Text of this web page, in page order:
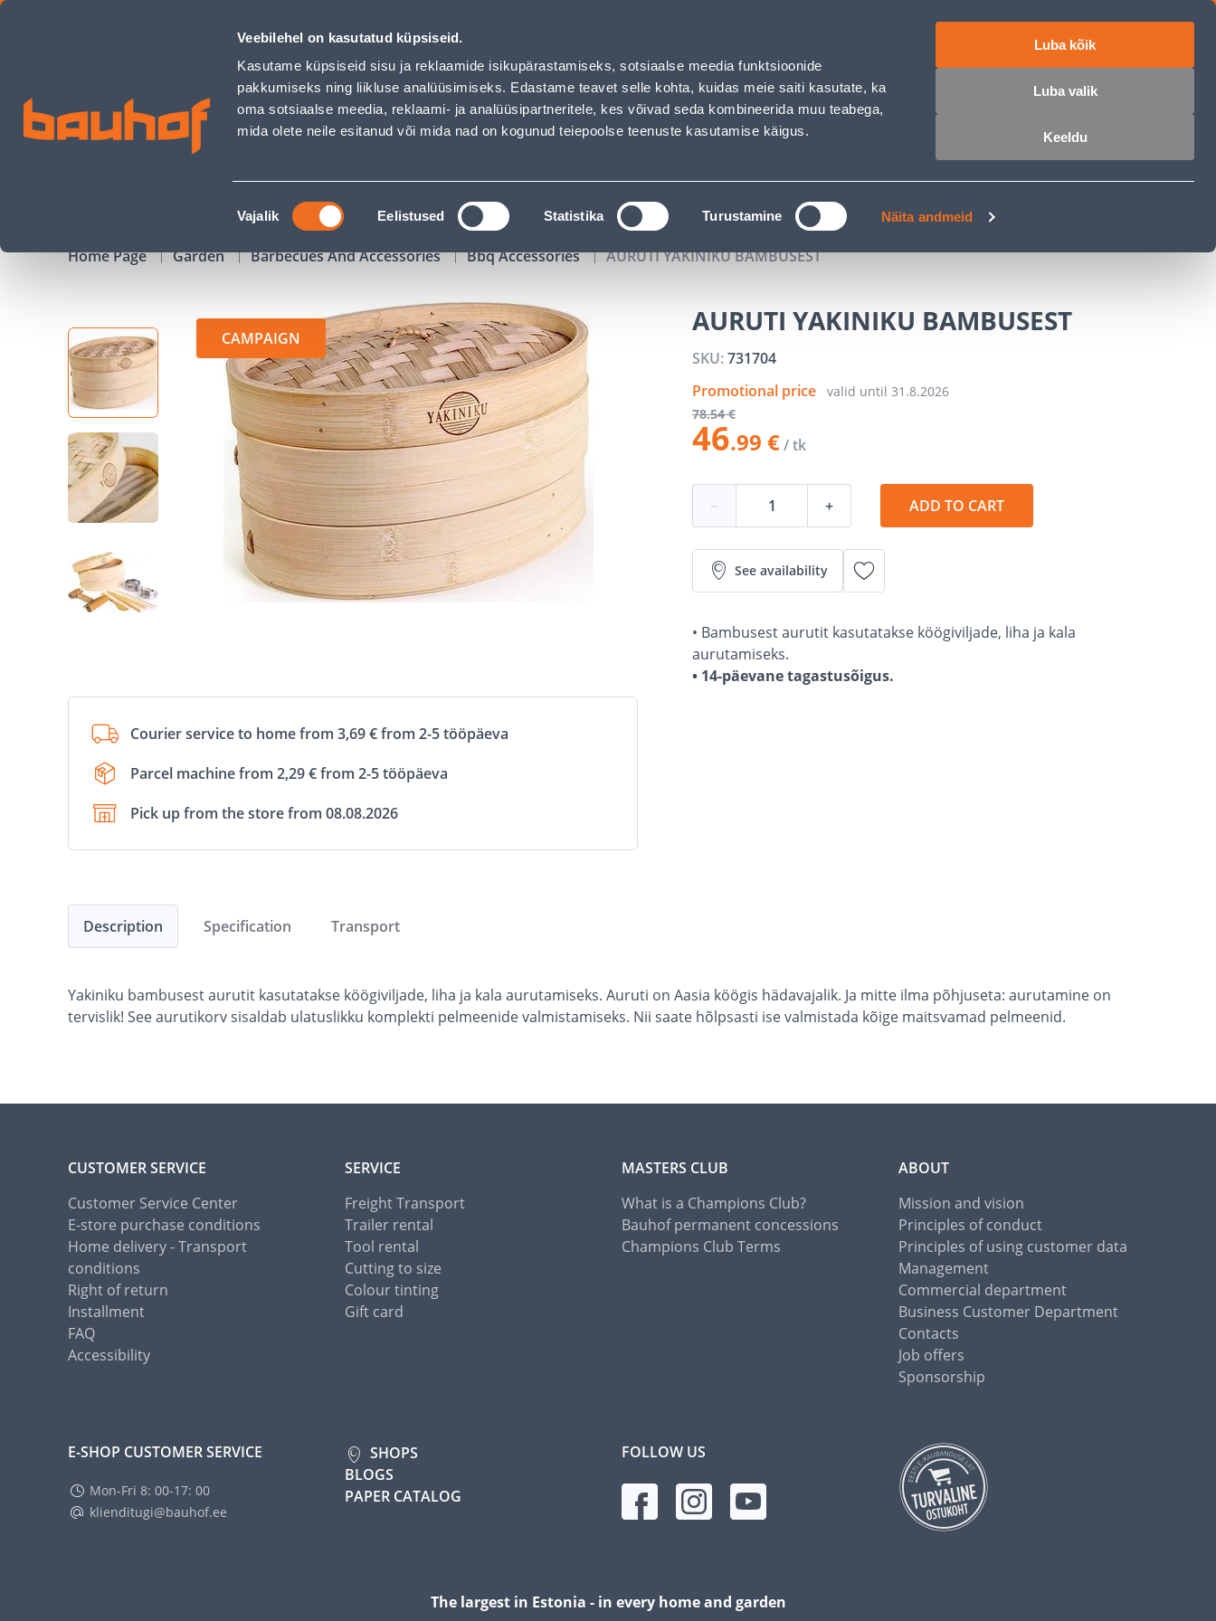
Veebilehel on kasutatud küpsiseid.
Kasutame küpsiseid sisu ja reklaamide isikupärastamiseks, sotsiaalse meedia funktsioonide
pakkumiseks ning liikluse analüüsimiseks. Edastame teavet selle kohta, kuidas meie saiti kasutate, ka
oma sotsiaalse meedia, reklaami- ja analüüsipartneritele, kes võivad seda kombineerida muu teabega,
mida olete neile esitanud või mida nad on kogunud teiepoolse teenuste kasutamise käigus.
Nõusoleku
valik
Vajalik Eelistused Statistika Turustamine Näita andmeid
Luba kõik
Luba valik
Keeldu
AURUTI YAKINIKU BAMBUSEST - Bauhof has loaded
Business Service Center Customer Service Services Job offers
SEARCH
CAMPAIGNS CATALOGS TOOL RENTAL MASTERS CLUB
Home Page Garden Barbecues And Accessories Bbq Accessories AURUTI YAKINIKU BAMBUSEST
CAMPAIGN
Courier service to home from 3,69 € from 2-5 tööpäeva
Parcel machine from 2,29 € from 2-5 tööpäeva
Pick up from the store from 08.08.2026
AURUTI YAKINIKU BAMBUSEST
SKU:731704
Promotional price
valid until 31.8.2026
78.54 €
46.99 €/ tk
− + ADD TO CART
See availability
• Bambusest aurutit kasutatakse köögiviljade, liha ja kala
aurutamiseks.
• 14-päevane tagastusõigus.
Description
Yakiniku bambusest aurutit kasutatakse köögiviljade, liha ja kala aurutamiseks. Auruti on Aasia köögis hädavajalik. Ja mitte ilma põhjuseta: aurutamine on
tervislik! See aurutikorv sisaldab ulatuslikku komplekti pelmeenide valmistamiseks. Nii saate hõlpsasti ise valmistada kõige maitsvamad pelmeenid.
Specification Transport
CUSTOMER SERVICE
Customer Service Center
E-store purchase conditions
Home delivery - Transport
conditions
Right of return
Installment
FAQ
Accessibility
SERVICE
Freight Transport
Trailer rental
Tool rental
Cutting to size
Colour tinting
Gift card
MASTERS CLUB
What is a Champions Club?
Bauhof permanent concessions
Champions Club Terms
ABOUT
Mission and vision
Principles of conduct
Principles of using customer data
Management
Commercial department
Business Customer Department
Contacts
Job offers
Sponsorship
E-SHOP CUSTOMER SERVICE
Mon-Fri 8: 00-17: 00
klienditugi@bauhof.ee
SHOPS
BLOGS
PAPER CATALOG
FOLLOW US
The largest in Estonia - in every home and garden